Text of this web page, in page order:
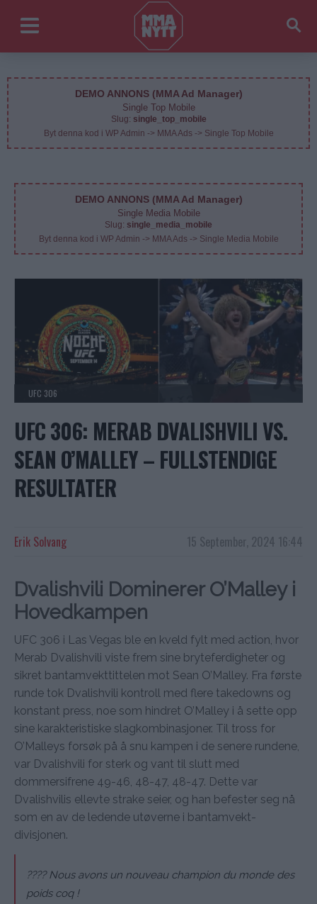
DEMO ANNONS (MMA Ad Manager)
Single Top Mobile
Slug: single_top_mobile
Byt denna kod i WP Admin -> MMA Ads -> Single Top Mobile
DEMO ANNONS (MMA Ad Manager)
Single Media Mobile
Slug: single_media_mobile
Byt denna kod i WP Admin -> MMA Ads -> Single Media Mobile
UFC 306
UFC 306: MERAB DVALISHVILI VS.
SEAN O’MALLEY – FULLSTENDIGE
RESULTATER
15 September, 2024 16:44
Erik Solvang
Dvalishvili Dominerer O’Malley i
Hovedkampen
UFC 306 i Las Vegas ble en kveld fylt med action, hvor
Merab Dvalishvili viste frem sine bryteferdigheter og
sikret bantamvekttittelen mot Sean O’Malley. Fra første
runde tok Dvalishvili kontroll med flere takedowns og
konstant press, noe som hindret O’Malley i å sette opp
sine karakteristiske slagkombinasjoner. Til tross for
O’Malleys forsøk på å snu kampen i de senere rundene,
var Dvalishvili for sterk og vant til slutt med
dommersifrene 49-46, 48-47, 48-47. Dette var
Dvalishvilis ellevte strake seier, og han befester seg nå
som en av de ledende utøverne i bantamvekt-
divisjonen.
???? Nous avons un nouveau champion du monde des
poids coq !